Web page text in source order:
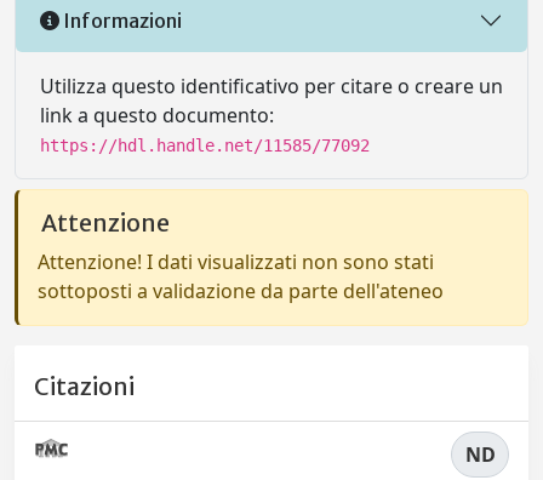
Informazioni
Utilizza questo identificativo per citare o creare un
link a questo documento:
https://hdl.handle.net/11585/77092
Attenzione
Attenzione! I dati visualizzati non sono stati
sottoposti a validazione da parte dell'ateneo
Citazioni
ND